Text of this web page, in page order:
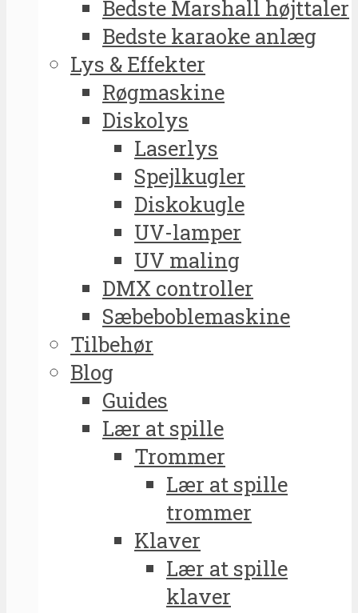
Bedste Marshall højttaler
Bedste karaoke anlæg
Lys & Effekter
Røgmaskine
Diskolys
Laserlys
Spejlkugler
Diskokugle
UV-lamper
UV maling
DMX controller
Sæbeboblemaskine
Tilbehør
Blog
Guides
Lær at spille
Trommer
Lær at spille
trommer
Klaver
Lær at spille
klaver